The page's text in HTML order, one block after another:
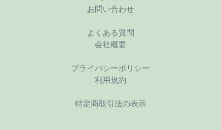
お問い合わせ
よくある質問
会社概要
プライバシーポリシー
利用規約
特定商取引法の表示